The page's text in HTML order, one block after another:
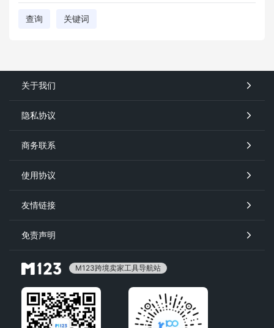
查询 关键词
关于我们
隐私协议
商务联系
使用协议
友情链接
免责声明
M123跨境卖家工具导航站